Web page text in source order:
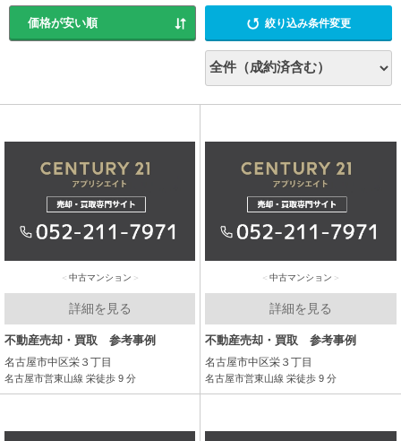
絞り込み条件変更
中古マンション
詳細を見る
不動産売却・買取 参考事例
名古屋市中区栄３丁目
名古屋市営東山線 栄徒歩 9 分
中古マンション
詳細を見る
不動産売却・買取 参考事例
名古屋市中区栄３丁目
名古屋市営東山線 栄徒歩 9 分